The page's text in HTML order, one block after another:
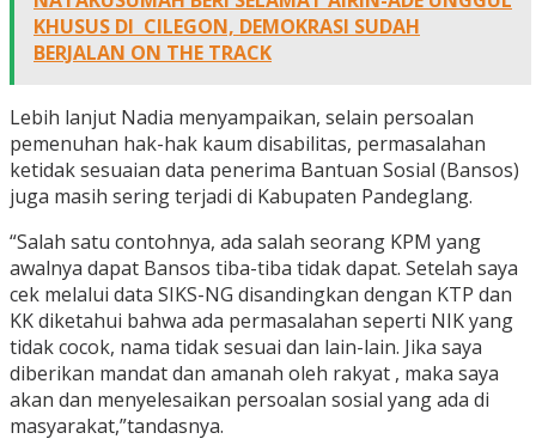
KHUSUS DI CILEGON, DEMOKRASI SUDAH
BERJALAN ON THE TRACK
Lebih lanjut Nadia menyampaikan, selain persoalan
pemenuhan hak-hak kaum disabilitas, permasalahan
ketidak sesuaian data penerima Bantuan Sosial (Bansos)
juga masih sering terjadi di Kabupaten Pandeglang.
“Salah satu contohnya, ada salah seorang KPM yang
awalnya dapat Bansos tiba-tiba tidak dapat. Setelah saya
cek melalui data SIKS-NG disandingkan dengan KTP dan
KK diketahui bahwa ada permasalahan seperti NIK yang
tidak cocok, nama tidak sesuai dan lain-lain. Jika saya
diberikan mandat dan amanah oleh rakyat , maka saya
akan dan menyelesaikan persoalan sosial yang ada di
masyarakat,”tandasnya.